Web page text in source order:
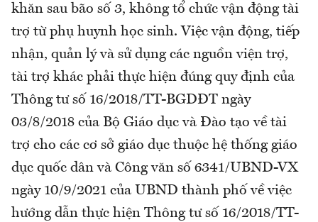
khăn sau bão số 3, không tổ chức vận động tài
trợ từ phụ huynh học sinh. Việc vận động, tiếp
nhận, quản lý và sử dụng các nguồn viện trợ,
tài trợ khác phải thực hiện đúng quy định của
Thông tư số 16/2018/TT-BGDĐT ngày
03/8/2018 của Bộ Giáo dục và Đào tạo về tài
trợ cho các cơ sở giáo dục thuộc hệ thống giáo
dục quốc dân và Công văn số 6341/UBND-VX
ngày 10/9/2021 của UBND thành phố về việc
hướng dẫn thực hiện Thông tư số 16/2018/TT-